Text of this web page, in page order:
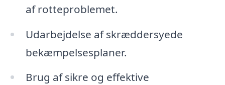
af rotteproblemet.
Udarbejdelse af skræddersyede
bekæmpelsesplaner.
Brug af sikre og effektive